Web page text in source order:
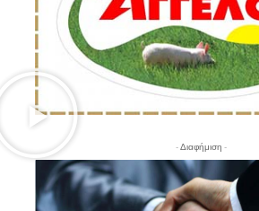
- Διαφήμιση -